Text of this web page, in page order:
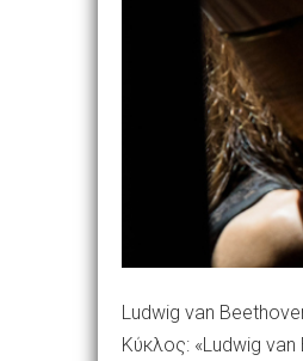
Ludwig van
Κύκλος: «Ludwig van